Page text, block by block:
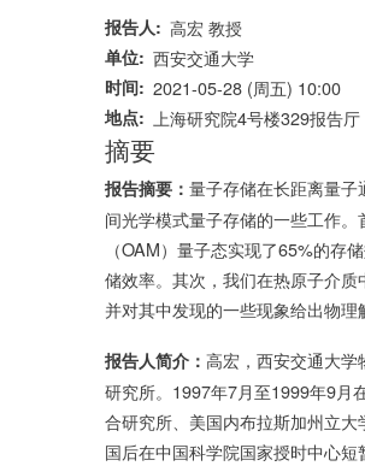
报告人 高宏 教授
单位 西安交通大学
时间 2021-05-28 (周五) 10:00
地点 上海研究院4号楼329报告
摘要
报告摘要： 量子存储在长距离量
间光学模式量子存储的一些工作
（OAM）量子态实现了65%的存
储效率。其次，我们在热原子介
并对其中发现的一些现象给出物理
报告人简介： 高宏，西安交通大学
研究所。 1997年7月至1999年9月
合研究所、美国内布拉斯加州立大
国后在中国科学院国家授时中心短